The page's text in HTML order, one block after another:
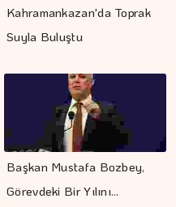
Kahramankazan'da Toprak
Suyla Buluştu
Başkan Mustafa Bozbey,
Görevdeki Bir Yılını…